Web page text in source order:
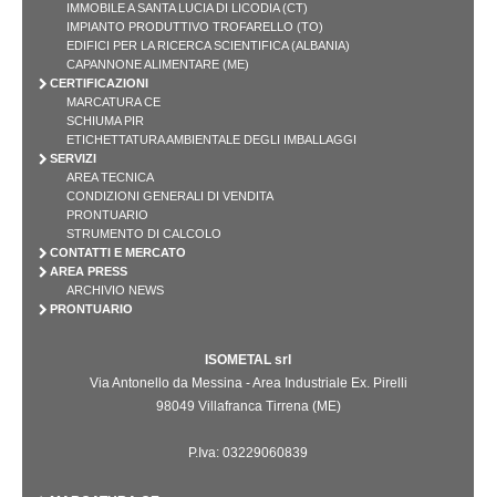
IMMOBILE A SANTA LUCIA DI LICODIA (CT)
IMPIANTO PRODUTTIVO TROFARELLO (TO)
EDIFICI PER LA RICERCA SCIENTIFICA (ALBANIA)
CAPANNONE ALIMENTARE (ME)
CERTIFICAZIONI
MARCATURA CE
SCHIUMA PIR
ETICHETTATURA AMBIENTALE DEGLI IMBALLAGGI
SERVIZI
AREA TECNICA
CONDIZIONI GENERALI DI VENDITA
PRONTUARIO
STRUMENTO DI CALCOLO
CONTATTI E MERCATO
AREA PRESS
ARCHIVIO NEWS
PRONTUARIO
ISOMETAL srl
Via Antonello da Messina - Area Industriale Ex. Pirelli
98049 Villafranca Tirrena (ME)
P.Iva: 03229060839